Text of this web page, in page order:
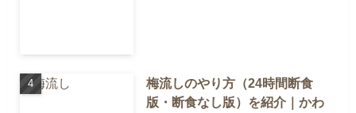
梅流しのやり方（24時間断食
版・断食なし版）を紹介｜かわ